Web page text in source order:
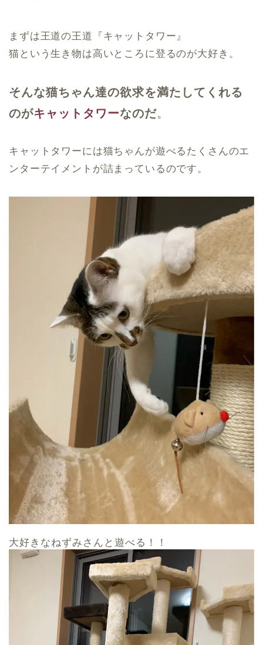
まずは王道の王道『キャットタワー』
猫という生き物は高いところに登るのが大好き。
そんな猫ちゃん達の欲求を満たしてくれる
のがキャットタワーなのだ。
キャットタワーには猫ちゃんが遊べるたくさんのエ
ンターテイメントが詰まっているのです。
大好きなねずみさんと遊べる！！